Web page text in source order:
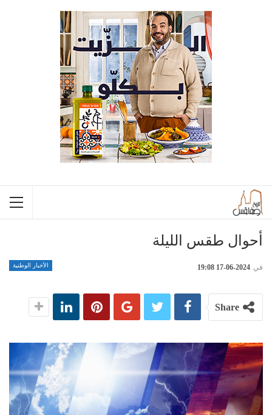
أحوال طقس الليلة
الأخبار الوطنية في 2024-06-17 19:08
Share